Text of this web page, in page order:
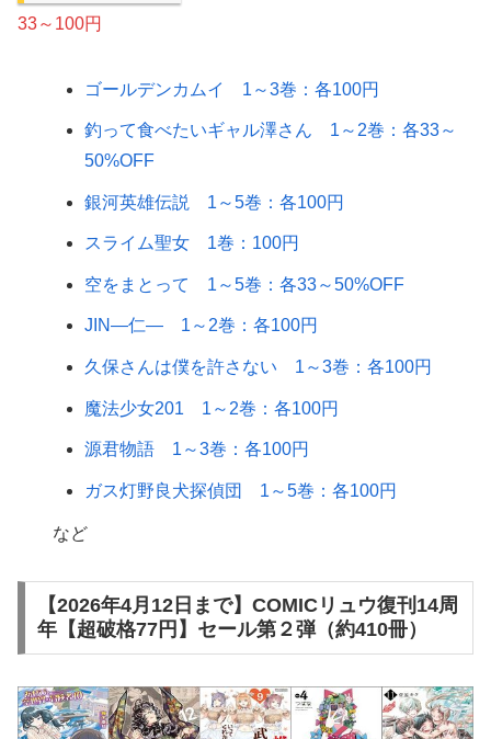
33～100円
ゴールデンカムイ 1～3巻：各100円
釣って食べたいギャル澤さん 1～2巻：各33～
50%OFF
銀河英雄伝説 1～5巻：各100円
スライム聖女 1巻：100円
空をまとって 1～5巻：各33～50%OFF
JIN―仁― 1～2巻：各100円
久保さんは僕を許さない 1～3巻：各100円
魔法少女201 1～2巻：各100円
源君物語 1～3巻：各100円
ガス灯野良犬探偵団 1～5巻：各100円
など
【2026年4月12日まで】COMICリュウ復刊14周
年【超破格77円】セール第２弾（約410冊）